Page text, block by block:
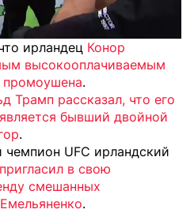
ирландец Конор
высокооплачиваемым
.
Трамп рассказал, что его
бывший двойной
.
UFC ирландский
в свою
смешанных
.